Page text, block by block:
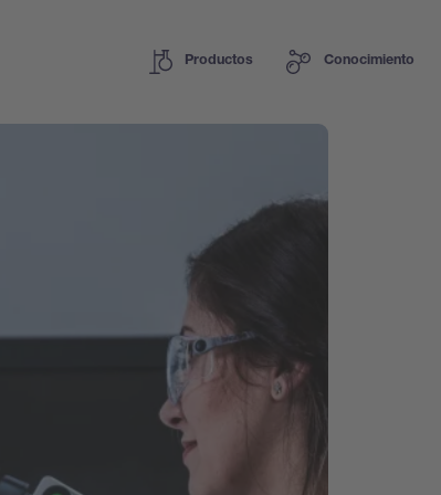
Productos Conocimiento